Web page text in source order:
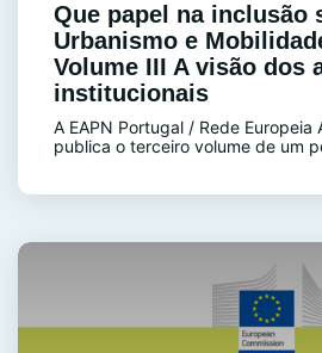
Que papel na inclusão
Urbanismo e
Volume III A visão dos
institucionais
A EAPN Portugal / Rede Europeia
publica o terceiro volume de um